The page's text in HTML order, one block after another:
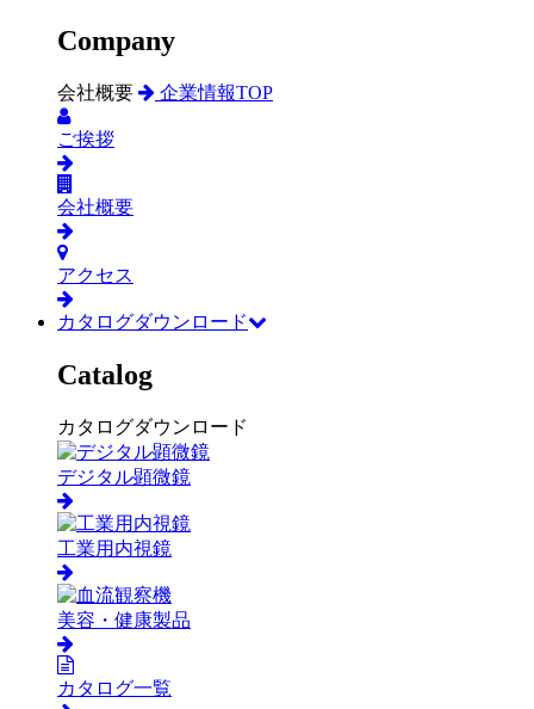
Company
会社概要 企業情報TOP
ご挨拶
会社概要
アクセス
カタログダウンロード
Catalog
カタログダウンロード
デジタル顕微鏡
工業用内視鏡
美容・健康製品
カタログ一覧